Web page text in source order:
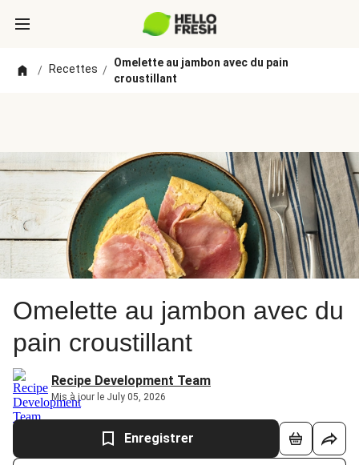
/ Recettes /
Omelette au jambon avec du pain
croustillant
Omelette au jambon avec du
pain croustillant
Recipe Development Team
Mis à jour le July 05, 2026
Enregistrer